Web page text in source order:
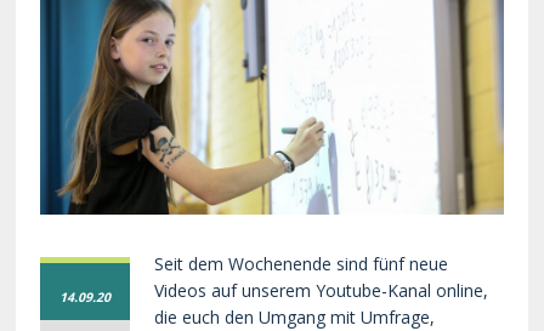
14.09.20
Seit dem Wochenende sind fünf neue
Videos auf unserem Youtube-Kanal online,
die euch den Umgang mit Umfrage,